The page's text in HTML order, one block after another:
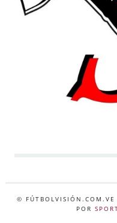
© FÚTBOLVISIÓN.COM.VE
POR